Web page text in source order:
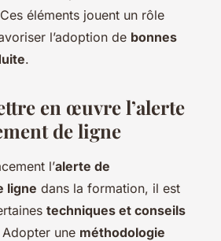
éléments jouent un rôle
l’adoption de bonnes
.
en œuvre l’alerte
de ligne
l’alerte de
ligne dans la formation, il est
techniques et conseils
une méthodologie